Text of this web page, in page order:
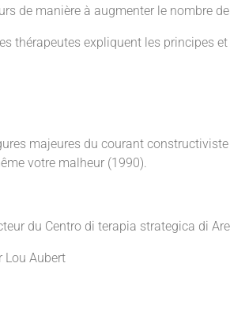
de manière à augmenter le nombre
thérapeutes expliquent les principes
majeures du courant
votre malheur (1990).
du Centro di terapia strategica di
Lou Aubert